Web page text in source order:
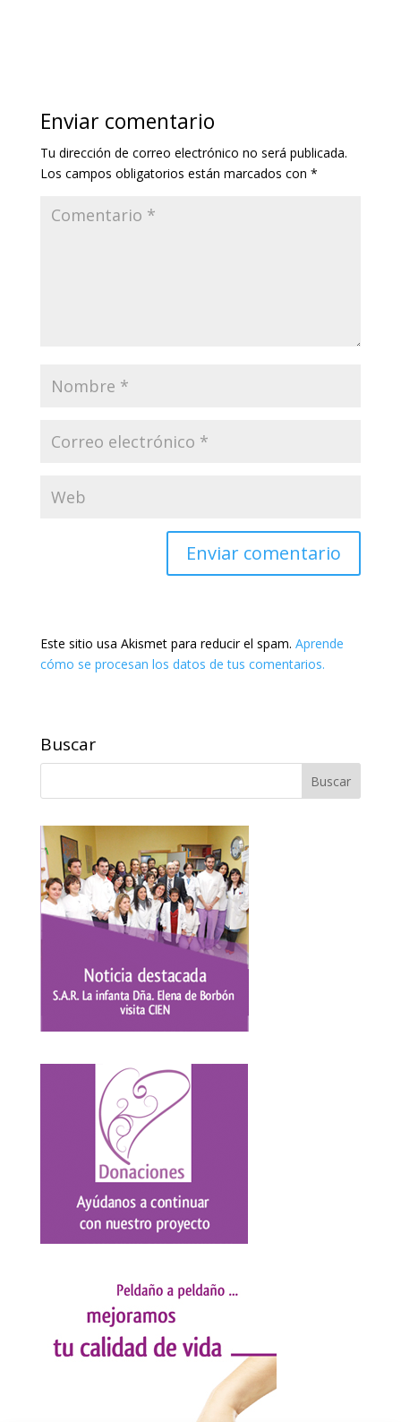
Enviar comentario
Tu dirección de correo electrónico no será publicada.
Los campos obligatorios están marcados con *
Este sitio usa Akismet para reducir el spam. Aprende
cómo se procesan los datos de tus comentarios.
Buscar